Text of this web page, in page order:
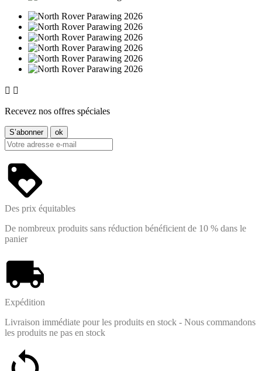
 
Recevez nos offres spéciales
Des prix équitables
De nombreux produits sans réduction bénéficient de 10 % dans le
panier
Expédition
Livraison immédiate pour les produits en stock - Nous commandons
les produits ne pas en stock